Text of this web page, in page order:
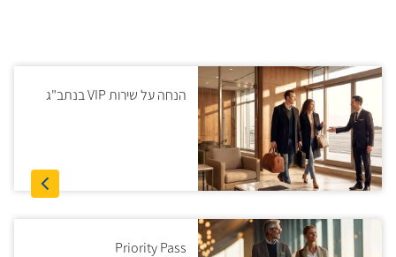
הנחה על שירות VIP בנתב"ג
Priority Pass